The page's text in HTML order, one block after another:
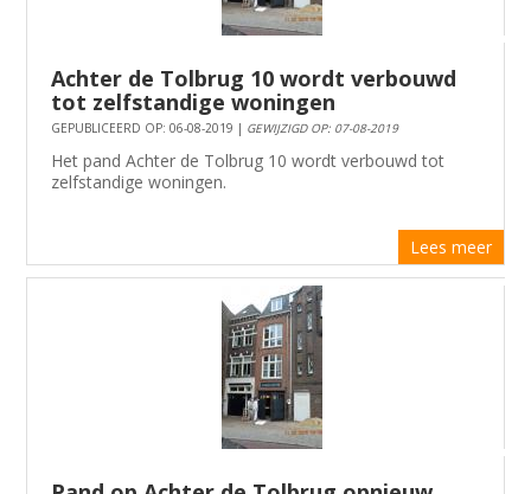
Achter de Tolbrug 10 wordt verbouwd
tot zelfstandige woningen
GEPUBLICEERD OP: 06-08-2019 | GEWIJZIGD OP: 07-08-2019
Het pand Achter de Tolbrug 10 wordt verbouwd tot
zelfstandige woningen​​.
Lees meer